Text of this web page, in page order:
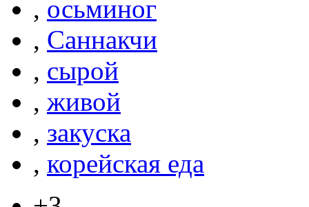
, осьминог
, Саннакчи
, сырой
, живой
, закуска
, корейская еда